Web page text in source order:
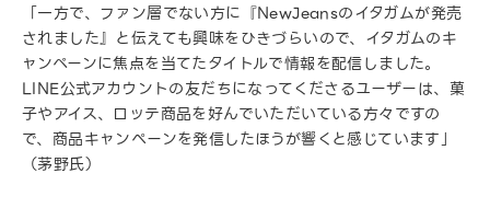
「一方で、ファン層でない方に『NewJeansのイタガムが発売
されました』と伝えても興味をひきづらいので、イタガムのキ
ャンペーンに焦点を当てたタイトルで情報を配信しました。
LINE公式アカウントの友だちになってくださるユーザーは、菓
子やアイス、ロッテ商品を好んでいただいている方々ですの
で、商品キャンぺーンを発信したほうが響くと感じています」
（茅野氏）